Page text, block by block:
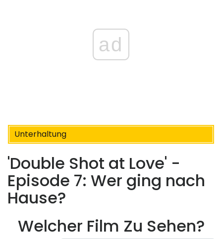
ad
Unterhaltung
'Double Shot at Love' -
Episode 7: Wer ging nach
Hause?
Welcher Film Zu Sehen?